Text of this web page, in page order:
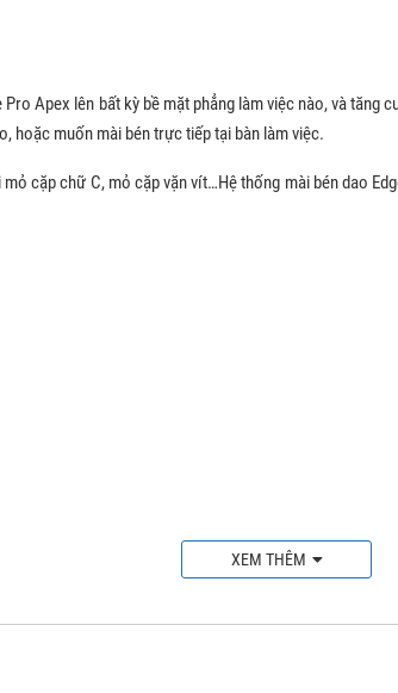
Apex lên bất kỳ bề mặt phẳng làm việc nào, và
hoặc muốn mài bén trực tiếp tại bàn làm việc.
cặp chữ C, mỏ cặp vặn vít…Hệ thống mài bén dao
XEM THÊM